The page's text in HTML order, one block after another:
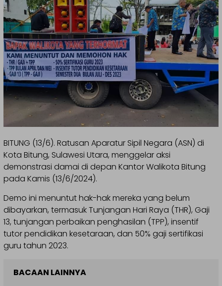
BITUNG (13/6). Ratusan Aparatur Sipil Negara (ASN) di
Kota Bitung, Sulawesi Utara, menggelar aksi
demonstrasi damai di depan Kantor Walikota Bitung
pada Kamis (13/6/2024).
Demo ini menuntut hak-hak mereka yang belum
dibayarkan, termasuk Tunjangan Hari Raya (THR), Gaji
13, tunjangan perbaikan penghasilan (TPP), insentif
tutor pendidikan kesetaraan, dan 50% gaji sertifikasi
guru tahun 2023.
BACAAN LAINNYA